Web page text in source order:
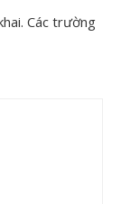
Các trường